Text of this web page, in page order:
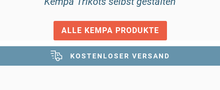
ALLE KEMPA PRODUKTE
KOSTENLOSER VERSAND